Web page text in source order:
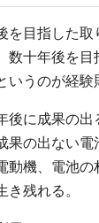
を目指した
数十年後を目
うのが経験
後に成果の
果の出ない
動機、電池の
残れる。